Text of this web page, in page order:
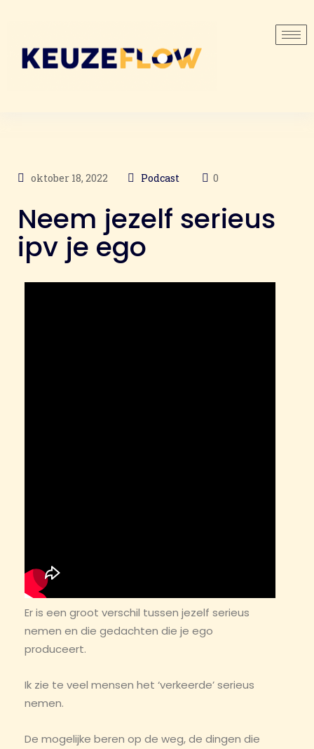
oktober 18, 2022 Podcast 0
Neem jezelf serieus
ipv je ego
Er is een groot verschil tussen jezelf serieus
nemen en die gedachten die je ego
produceert.
Ik zie te veel mensen het ‘verkeerde’ serieus
nemen.
De mogelijke beren op de weg, de dingen die